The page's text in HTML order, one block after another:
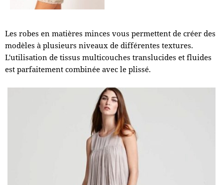
Les robes en matières minces vous permettent de créer des
modèles à plusieurs niveaux de différentes textures.
L'utilisation de tissus multicouches translucides et fluides
est parfaitement combinée avec le plissé.